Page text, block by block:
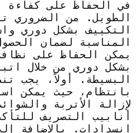
في الحفاظ على كفاءة
الطويل. من الضروري
التكييف بشكل دوري
المناسبة لضمان
يمكن الحفاظ على
بشكل دوري من خلال
البسيطة. أولاً، يجب
بانتظام، حيث يمكن
لإزالة الأتربة
أنابيب التصريف
انسدادات. بالإضافة